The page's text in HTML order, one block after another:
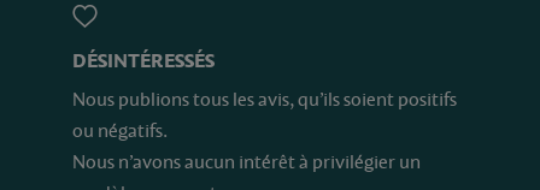
DÉSINTÉRESSÉS
Nous publions tous les avis, qu’ils soient positifs
ou négatifs.
Nous n’avons aucun intérêt à privilégier un